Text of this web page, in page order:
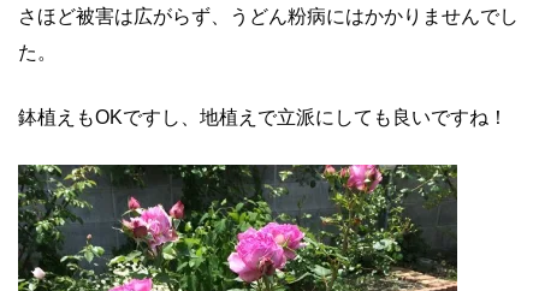
さほど被害は広がらず、うどん粉病にはかかりませんでし
た。
鉢植えもOKですし、地植えで立派にしても良いですね！